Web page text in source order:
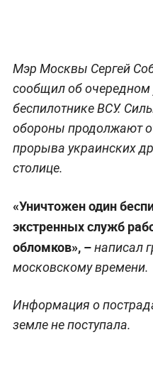
Мэр Москвы Сергей
сообщил об
беспилотнике ВСУ.
обороны продолжают
прорыва украинских
столице.
«Уничтожен один
экстренных служб
обломков», –написал
московскому времени.
Информация о
земле не поступала.